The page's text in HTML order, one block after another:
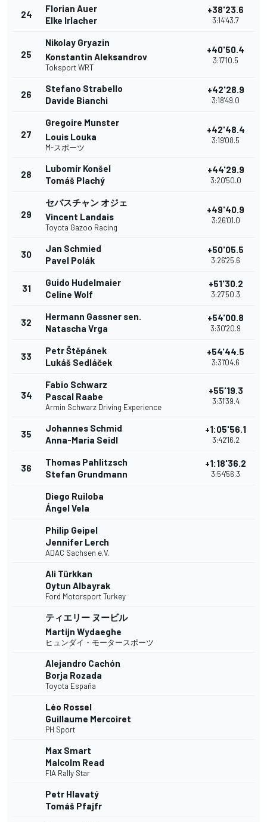
24
Florian Auer
Elke Irlacher
+38'23.6
3:14'43.7
25
Nikolay Gryazin
Konstantin Aleksandrov
Toksport WRT
+40'50.4
3:17'10.5
26
Stefano Strabello
Davide Bianchi
+42'28.9
3:18'49.0
27
Gregoire Munster
Louis Louka
M-スポーツ
+42'48.4
3:19'08.5
28
Lubomír Konšel
Tomáš Plachý
+44'29.9
3:20'50.0
29
セバスチャン オジェ
Vincent Landais
Toyota Gazoo Racing
+49'40.9
3:26'01.0
30
Jan Schmied
Pavel Polák
+50'05.5
3:26'25.6
31
Guido Hudelmaier
Celine Wolf
+51'30.2
3:27'50.3
32
Hermann Gassner sen.
Natascha Vrga
+54'00.8
3:30'20.9
33
Petr Štěpánek
Lukáš Sedláček
+54'44.5
3:31'04.6
34
Fabio Schwarz
Pascal Raabe
Armin Schwarz Driving Experience
+55'19.3
3:31'39.4
35
Johannes Schmid
Anna-Maria Seidl
+1:05'56.1
3:42'16.2
36
Thomas Pahlitzsch
Stefan Grundmann
+1:18'36.2
3:54'56.3
Diego Ruiloba
Ángel Vela
Philip Geipel
Jennifer Lerch
ADAC Sachsen e.V.
Ali Türkkan
Oytun Albayrak
Ford Motorsport Turkey
ティエリー ヌービル
Martijn Wydaeghe
ヒュンダイ・モータースポーツ
Alejandro Cachón
Borja Rozada
Toyota España
Léo Rossel
Guillaume Mercoiret
PH Sport
Max Smart
Malcolm Read
FIA Rally Star
Petr Hlavatý
Tomáš Pfajfr